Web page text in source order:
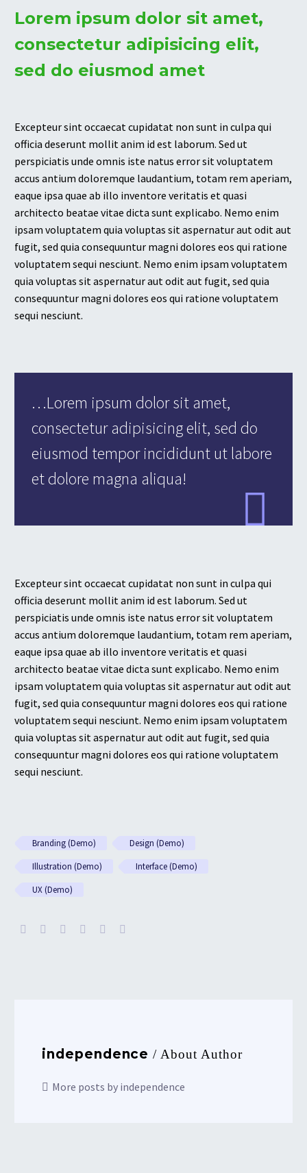
Lorem ipsum dolor sit amet,
consectetur adipisicing elit,
sed do eiusmod amet
Excepteur sint occaecat cupidatat non sunt in culpa qui
officia deserunt mollit anim id est laborum. Sed ut
perspiciatis unde omnis iste natus error sit voluptatem
accus antium doloremque laudantium, totam rem aperiam,
eaque ipsa quae ab illo inventore veritatis et quasi
architecto beatae vitae dicta sunt explicabo. Nemo enim
ipsam voluptatem quia voluptas sit aspernatur aut odit aut
fugit, sed quia consequuntur magni dolores eos qui ratione
voluptatem sequi nesciunt. Nemo enim ipsam voluptatem
quia voluptas sit aspernatur aut odit aut fugit, sed quia
consequuntur magni dolores eos qui ratione voluptatem
sequi nesciunt.
…Lorem ipsum dolor sit amet,
consectetur adipisicing elit, sed do
eiusmod tempor incididunt ut labore
et dolore magna aliqua!

Excepteur sint occaecat cupidatat non sunt in culpa qui
officia deserunt mollit anim id est laborum. Sed ut
perspiciatis unde omnis iste natus error sit voluptatem
accus antium doloremque laudantium, totam rem aperiam,
eaque ipsa quae ab illo inventore veritatis et quasi
architecto beatae vitae dicta sunt explicabo. Nemo enim
ipsam voluptatem quia voluptas sit aspernatur aut odit aut
fugit, sed quia consequuntur magni dolores eos qui ratione
voluptatem sequi nesciunt. Nemo enim ipsam voluptatem
quia voluptas sit aspernatur aut odit aut fugit, sed quia
consequuntur magni dolores eos qui ratione voluptatem
sequi nesciunt.
Branding (Demo)
Design (Demo)
Illustration (Demo)
Interface (Demo)
UX (Demo)
independence/ About Author
More posts by independence